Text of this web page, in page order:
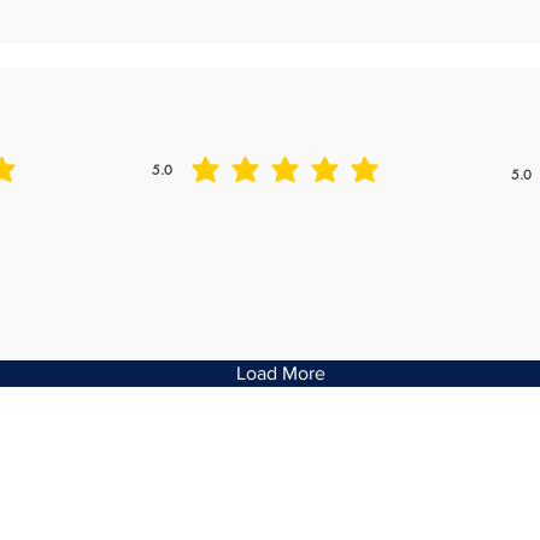
5.0
平均評等為 5 ，滿分 5 分 5.0
平均
Load More